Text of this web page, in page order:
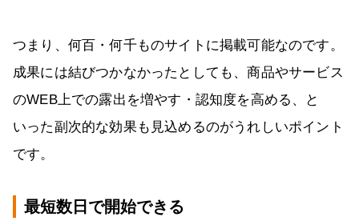
つまり、何百・何千ものサイトに掲載可能なのです。
成果には結びつかなかったとしても、商品やサービス
のWEB上での露出を増やす・認知度を高める、と
いった副次的な効果も見込めるのがうれしいポイント
です。
最短数日で開始できる